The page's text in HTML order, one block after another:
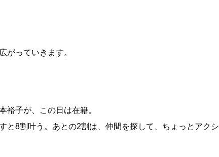
がっていきます。
裕子が、この日は在籍。
と8割叶う。あとの2割は、仲間を探して、ちょっとアクシ